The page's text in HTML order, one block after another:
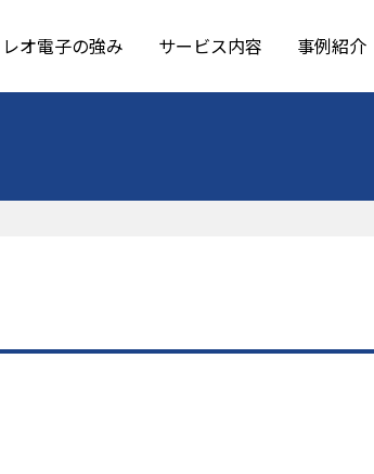
レオ電子の強み サービス内容 事例紹介